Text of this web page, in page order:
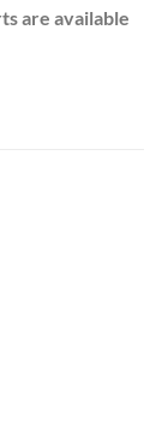
are available